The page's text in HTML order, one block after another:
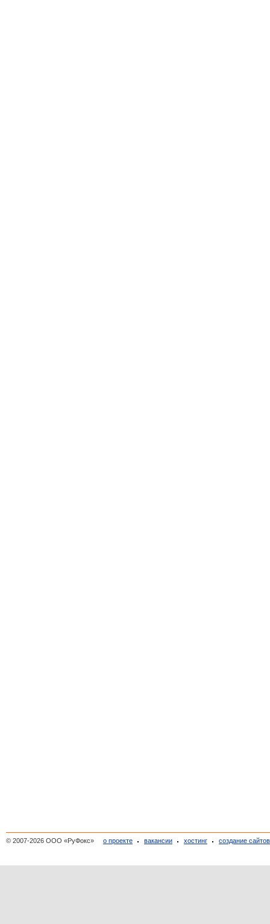
© 2007-2026 ООО «РуФокс» о проекте вакансии хостинг создание сайтов